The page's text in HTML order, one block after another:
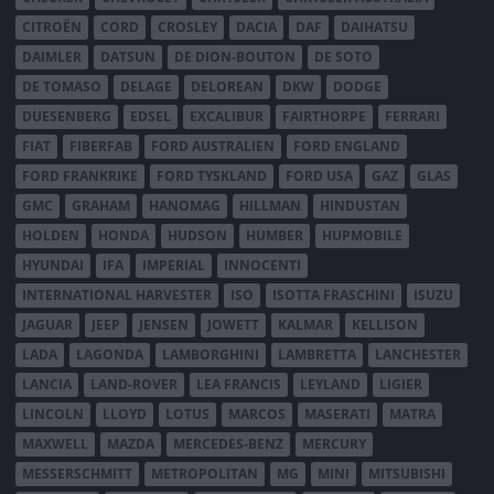
CITROËN
CORD CROSLEY DACIA DAF
DAIHATSU
DAIMLER
DATSUN DE DION-BOUTON
DE SOTO
DE TOMASO
DELAGE DELOREAN DKW
DODGE
DUESENBERG
EDSEL EXCALIBUR FAIRTHORPE
FERRARI
FIAT
FIBERFAB FORD AUSTRALIEN
FORD ENGLAND
FORD FRANKRIKE
FORD TYSKLAND FORD USA GAZ
GLAS
GMC
GRAHAM HANOMAG HILLMAN
HINDUSTAN
HOLDEN
HONDA HUDSON HUMBER
HUPMOBILE
HYUNDAI
IFA IMPERIAL
INNOCENTI
INTERNATIONAL HARVESTER
ISO ISOTTA FRASCHINI
ISUZU
JAGUAR
JEEP JENSEN JOWETT KALMAR
KELLISON
LADA
LAGONDA LAMBORGHINI LAMBRETTA
LANCHESTER
LANCIA
LAND-ROVER LEA FRANCIS LEYLAND
LIGIER
LINCOLN
LLOYD LOTUS MARCOS MASERATI
MATRA
MAXWELL
MAZDA MERCEDES-BENZ
MERCURY
MESSERSCHMITT
METROPOLITAN MG MINI MITSUBISHI